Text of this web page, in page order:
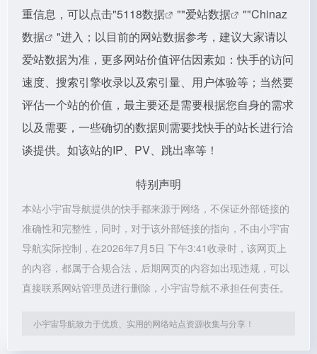
重信息，可以点击"5118数据 ""爱站数据 ""Chinaz
数据
"进入；以目前的网站数据参考，建议大家请以
爱站数据为准，更多网站价值评估因素如：快手的访问
速度、搜索引擎收录以及索引量、用户体验等；当然要
评估一个站的价值，最主要还是需要根据您自身的需求
以及需要，一些确切的数据则需要找快手的站长进行洽
谈提供。如该站的IP、PV、跳出率等！
特别声明
本站小宇宙导航提供的快手都来源于网络，不保证外部链接的
准确性和完整性，同时，对于该外部链接的指向，不由小宇宙
导航实际控制，在2026年7月5日 下午3:41收录时，该网页上
的内容，都属于合规合法，后期网页的内容如出现违规，可以
直接联系网站管理员进行删除，小宇宙导航不承担任何责任。
小宇宙导航致力于优质、实用的网络站点资源收集与分享！